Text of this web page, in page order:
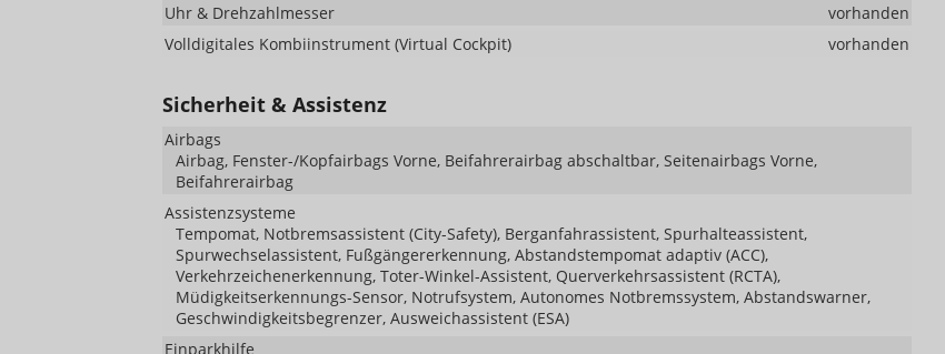
Uhr & Drehzahlmesser
vorhanden
Volldigitales Kombiinstrument (Virtual Cockpit)
vorhanden
Sicherheit & Assistenz
Airbags
Airbag, Fenster-/Kopfairbags Vorne, Beifahrerairbag abschaltbar, Seitenairbags Vorne,
Beifahrerairbag
Assistenzsysteme
Tempomat, Notbremsassistent (City-Safety), Berganfahrassistent, Spurhalteassistent,
Spurwechselassistent, Fußgängererkennung, Abstandstempomat adaptiv (ACC),
Verkehrzeichenerkennung, Toter-Winkel-Assistent, Querverkehrsassistent (RCTA),
Müdigkeitserkennungs-Sensor, Notrufsystem, Autonomes Notbremssystem, Abstandswarner,
Geschwindigkeitsbegrenzer, Ausweichassistent (ESA)
Einparkhilfe